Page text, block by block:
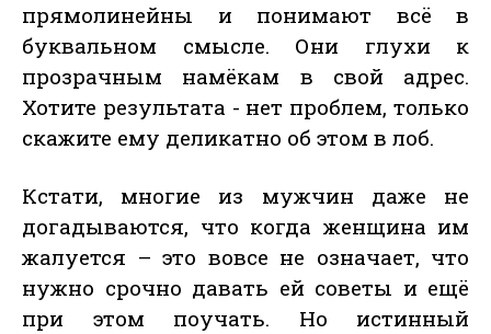
прямолинейны и понимают всё в
буквальном смысле. Они глухи к
прозрачным намёкам в свой адрес.
Хотите результата - нет проблем, только
скажите ему деликатно об этом в лоб.
Кстати, многие из мужчин даже не
догадываются, что когда женщина им
жалуется – это вовсе не означает, что
нужно срочно давать ей советы и ещё
при этом поучать. Но истинный